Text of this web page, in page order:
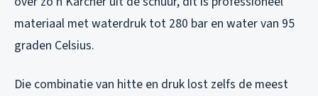
materiaal met waterdruk tot 280 bar en water van 95
graden Celsius.
Die combinatie van hitte en druk lost zelfs de meest